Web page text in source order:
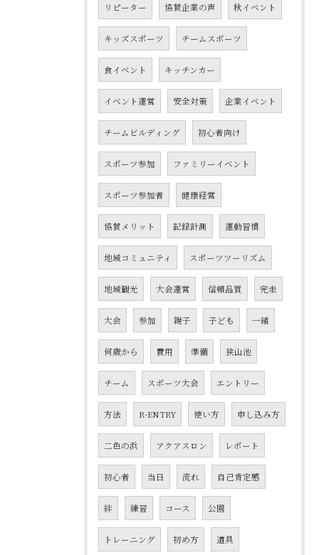
リピーター 協賛企業の声 秋イベント
キッズスポーツ チームスポーツ
食イベント キッチンカー
イベント運営 安全対策 企業イベント
チームビルディング 初心者向け
スポーツ参加 ファミリーイベント
スポーツ参加者 健康経営
協賛メリット 記録計測 運動習慣
地域コミュニティ スポーツツーリズム
地域観光 大会運営 信頼品質 完走
大会 参加 親子 子ども 一緒
何歳から 費用 準備 狭山池
チーム スポーツ大会 エントリー
方法 R-ENTRY 使い方 申し込み方
二色の浜 アクアスロン レポート
初心者 当日 流れ 自己肯定感
絆 練習 コース 公園
トレーニング 初め方 道具